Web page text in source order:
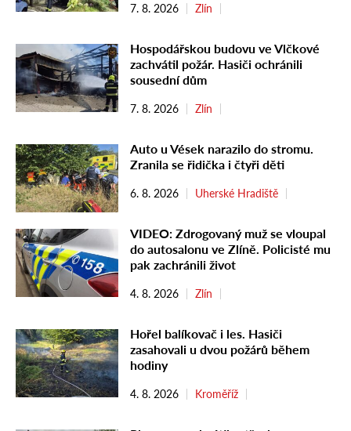
7. 8. 2026 Zlín
Hospodářskou budovu ve Vlčkové
zachvátil požár. Hasiči ochránili
sousední dům
7. 8. 2026 Zlín
Auto u Vések narazilo do stromu.
Zranila se řidička i čtyři děti
6. 8. 2026 Uherské Hradiště
VIDEO: Zdrogovaný muž se vloupal
do autosalonu ve Zlíně. Policisté mu
pak zachránili život
4. 8. 2026 Zlín
Hořel balíkovač i les. Hasiči
zasahovali u dvou požárů během
hodiny
4. 8. 2026 Kroměříž